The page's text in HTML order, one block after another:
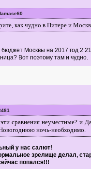
как чудно в Питере и
бюджет Москвы на 2017 год 2
Вот поэтому там и чудно.
сравнения неуместные? и
ночь-необходимо.
у нас салют!
зрелище делал,
попался!!!